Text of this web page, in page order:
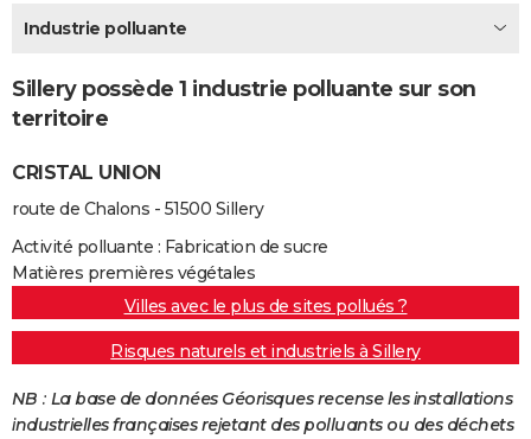
Destinations
City break
Voyage nature
Voyage de noces
Forum
Climat
+PHOTO
GUIDES D'ACHAT
BONS PLANS
CARTE DE VOEUX
Carte de Noël
Carte Bonne année
Carte Saint-Valentin
Carte Pâques
Carte d'anniversaire
DICTIONNAIRE
Dictionnaire
Biographies
Citations
Expressions
Proverbes
PROGRAMME TV
COPAINS D'AVANT
Service militaire
Avis de recherche
AVIS DE DÉCÈS
Industrie polluante
Sillery possède 1 industrie polluante sur son
territoire
CRISTAL UNION
route de Chalons - 51500 Sillery
Activité polluante : Fabrication de sucre
Matières premières végétales
Villes avec le plus de sites pollués ?
Risques naturels et industriels à Sillery
NB : La base de données Géorisques recense les installations
industrielles françaises rejetant des polluants ou des déchets